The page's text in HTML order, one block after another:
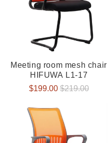
Meeting room mesh chair
HIFUWA L1-17
Verkaufspreis
$199.00 Normaler
$219.00